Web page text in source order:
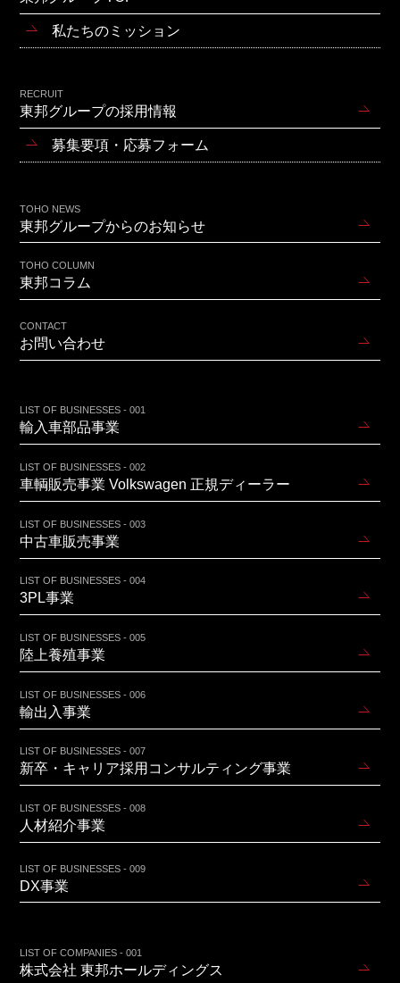
私たちのミッション
RECRUIT
東邦グループの採用情報
募集要項・応募フォーム
TOHO NEWS
東邦グループからのお知らせ
TOHO COLUMN
東邦コラム
CONTACT
お問い合わせ
LIST OF BUSINESSES - 001
輸入車部品事業
LIST OF BUSINESSES - 002
車輌販売事業 Volkswagen 正規ディーラー
LIST OF BUSINESSES - 003
中古車販売事業
LIST OF BUSINESSES - 004
3PL事業
LIST OF BUSINESSES - 005
陸上養殖事業
LIST OF BUSINESSES - 006
輸出入事業
LIST OF BUSINESSES - 007
新卒・キャリア採用コンサルティング事業
LIST OF BUSINESSES - 008
人材紹介事業
LIST OF BUSINESSES - 009
DX事業
LIST OF COMPANIES - 001
株式会社 東邦ホールディングス